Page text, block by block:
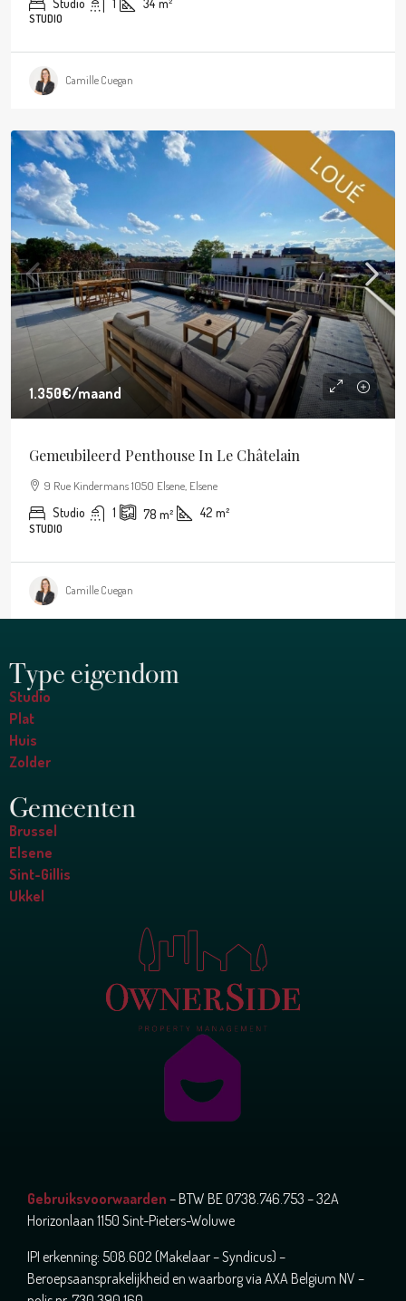
Studio 1 34 m²
STUDIO
Camille Cuegan
1.350€/maand
Gemeubileerd Penthouse In Le Châtelain
9 Rue Kindermans 1050 Elsene, Elsene
Studio 1 78 m² 42 m²
STUDIO
Camille Cuegan
Gemeenten
Brussel
Elsene
Sint-Gillis
Ukkel
Type eigendom
Studio
Plat
Huis
Zolder
Gebruiksvoorwaarden – BTW BE 0738.746.753 – 32A
Horizonlaan 1150 Sint-Pieters-Woluwe
IPI erkenning: 508.602 (Makelaar – Syndicus) –
Beroepsaansprakelijkheid en waarborg via AXA Belgium NV –